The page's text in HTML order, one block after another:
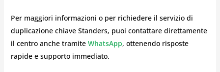
Per maggiori informazioni o per richiedere il servizio di
duplicazione chiave Standers, puoi contattare direttamente
il centro anche tramite WhatsApp, ottenendo risposte
rapide e supporto immediato.